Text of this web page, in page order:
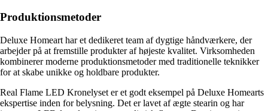
Produktionsmetoder
Deluxe Homeart har et dedikeret team af dygtige håndværkere, der
arbejder på at fremstille produkter af højeste kvalitet. Virksomheden
kombinerer moderne produktionsmetoder med traditionelle teknikker
for at skabe unikke og holdbare produkter.
Real Flame LED Kronelyset er et godt eksempel på Deluxe Homearts
ekspertise inden for belysning. Det er lavet af ægte stearin og har